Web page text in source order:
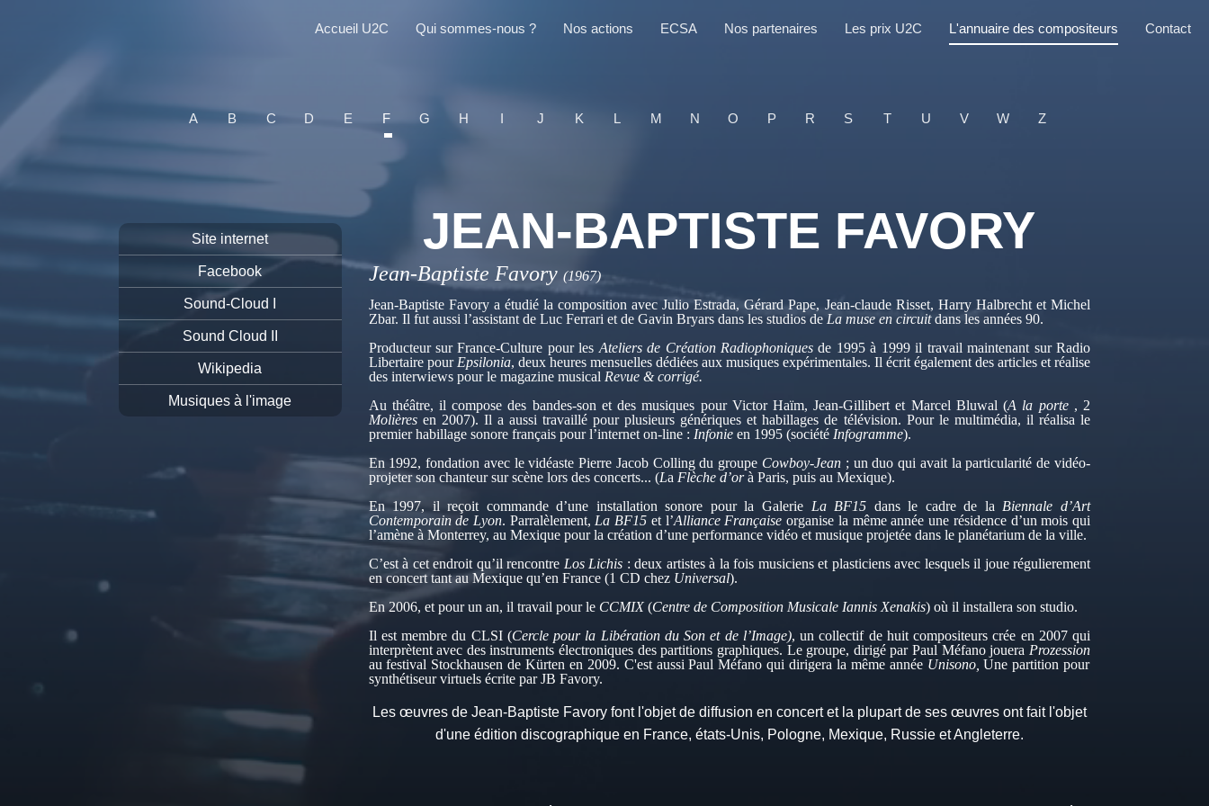
Accueil U2C Qui sommes-nous ? Nos actions ECSA Nos partenaires Les prix U2C L'annuaire des compositeurs Contact
A B C D E F G H I J K L M N O P R S T U V W Z
Site internet
Facebook
Sound-Cloud I
Sound Cloud II
Wikipedia
Musiques à l'image
JEAN-BAPTISTE FAVORY
Jean-Baptiste Favory (1967)
Jean-Baptiste Favory a étudié la composition avec Julio Estrada, Gérard Pape, Jean-claude Risset, Harry Halbrecht et Michel
Zbar. Il fut aussi l’assistant de Luc Ferrari et de Gavin Bryars dans les studios de La muse en circuitdans les années 90.
Producteur sur France-Culture pour les Ateliers de Création Radiophoniques de 1995 à 1999 il travail maintenant sur Radio
Libertaire pour Epsilonia, deux heures mensuelles dédiées aux musiques expérimentales. Il écrit également des articles et réalise
des interwiews pour le magazine musical Revue & corrigé.
Au théâtre, il compose des bandes-son et des musiques pour Victor Haïm, Jean-Gillibert et Marcel Bluwal (A la porte, 2
Molièresen 2007). Il a aussi travaillé pour plusieurs génériques et habillages de télévision. Pour le multimédia, il réalisa le
premier habillage sonore français pour l’internet on-line : Infonieen 1995 (société Infogramme).
En 1992, fondation avec le vidéaste Pierre Jacob Colling du groupe Cowboy-Jean ; un duo qui avait la particularité de vidéo-
projeter son chanteur sur scène lors des concerts... (La Flèche d’orà Paris, puis au Mexique).
En 1997, il reçoit commande d’une installation sonore pour la Galerie La BF15 dans le cadre de la Biennale d’Art
Contemporain de Lyon. Parralèlement, La BF15 et l’Alliance Française organise la même année une résidence d’un mois qui
l’amène à Monterrey, au Mexique pour la création d’une performance vidéo et musique projetée dans le planétarium de la ville.
C’est à cet endroit qu’il rencontre Los Lichis : deux artistes à la fois musiciens et plasticiens avec lesquels il joue régulierement
en concert tant au Mexique qu’en France (1 CD chez Universal).
En 2006, et pour un an, il travail pour le CCMIX(Centre de Composition Musicale Iannis Xenakis) où il installera son studio.
Il est membre du CLSI (Cercle pour la Libération du Son et de l’Image), un collectif de huit compositeurs crée en 2007 qui
interprètent avec des instruments électroniques des partitions graphiques. Le groupe, dirigé par Paul Méfano jouera Prozession
au festival Stockhausen de Kürten en 2009. C'est aussi Paul Méfano qui dirigera la même année Unisono,Une partition pour
synthétiseur virtuels écrite par JB Favory.
Les œuvres de Jean-Baptiste Favory font l'objet de diffusion en concert et la plupart de ses œuvres ont fait l'objet
d'une édition discographique en France, états-Unis, Pologne, Mexique, Russie et Angleterre.